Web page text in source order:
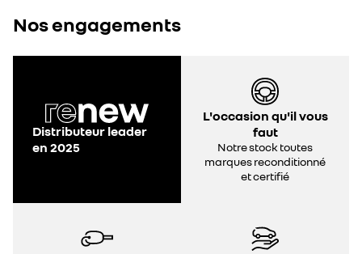
Nos engagements
Distributeur leader
en 2025
L'occasion qu'il vous
faut
Notre stock toutes
marques reconditionné
et certifié